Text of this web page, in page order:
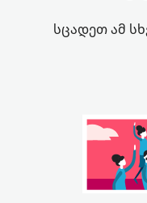
სცადეთ ამ